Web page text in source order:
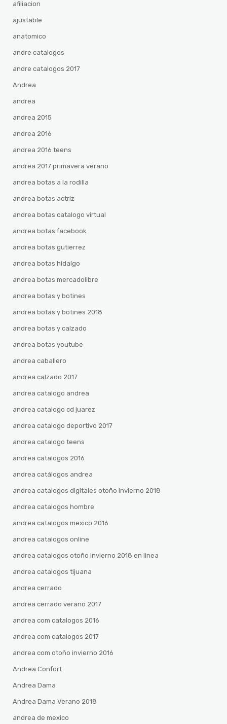
afiliacion
ajustable
anatomico
andre catalogos
andre catalogos 2017
Andrea
andrea
andrea 2015
andrea 2016
andrea 2016 teens
andrea 2017 primavera verano
andrea botas a la rodilla
andrea botas actriz
andrea botas catalogo virtual
andrea botas facebook
andrea botas gutierrez
andrea botas hidalgo
andrea botas mercadolibre
andrea botas y botines
andrea botas y botines 2018
andrea botas y calzado
andrea botas youtube
andrea caballero
andrea calzado 2017
andrea catalogo andrea
andrea catalogo cd juarez
andrea catalogo deportivo 2017
andrea catalogo teens
andrea catalogos 2016
andrea catálogos andrea
andrea catalogos digitales otoño invierno 2018
andrea catalogos hombre
andrea catalogos mexico 2016
andrea catalogos online
andrea catalogos otoño invierno 2018 en linea
andrea catalogos tijuana
andrea cerrado
andrea cerrado verano 2017
andrea com catalogos 2016
andrea com catalogos 2017
andrea com otoño invierno 2016
Andrea Confort
Andrea Dama
Andrea Dama Verano 2018
andrea de mexico